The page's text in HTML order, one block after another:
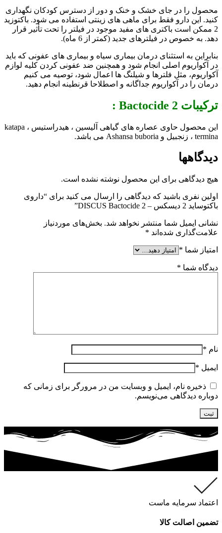
محصول را در جای خشک و خنک و دور از دسترس کودکان نگهداری
کنید. این دارو فقط برای ماهی های زینتی استفاده می شود. باکتوزید
2 ممکن است باکتری های مفید موجود در فیلتر را تحت تأثیر قرار
دهد. به خصوص در فیلترهای جدید (کمتر از 6 ماه).
بنابراین به استثنای درمان بیماری سیاه و بیماری های عفونی كه باید
در آکواریوم اصلی انجام شود و همچنین ضد عفونی كردن کلیه لوازم
آکواریوم، مثل فلترها و شیلنگ ها اعمال شود، توصیه می کنیم
درمان را در آکواریوم جداگانه و اصطلاحا قرنطینه انجام دهید.
ترکیبات Bactocide 2 :
این محصول حاوی عصاره های گیاهی آلیسین ، هیدراستیس ، katapa
termina ، زنجبیل و Ashansa buboria می باشد.
دیدگاهها
هیچ دیدگاهی برای این محصول نوشته نشده است.
اولین نفری باشید که دیدگاهی را ارسال می کنید برای “داروی
باكتوسايد 2 دیسکس – DISCUS Bactocide 2”
نشانی ایمیل شما منتشر نخواهد شد. بخش‌های موردنیاز
علامت‌گذاری شده‌اند *
امتیاز شما *
دیدگاه شما *
نام *
ایمیل *
ذخیره نام، ایمیل و وبسایت من در مرورگر برای زمانی که
دوباره دیدگاهی می‌نویسم.
اعتماد سرمایه ماست
تضمین اصالت کالا